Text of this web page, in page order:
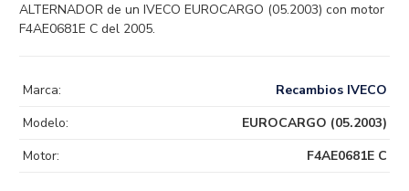
ALTERNADOR de un IVECO EUROCARGO (05.2003) con motor
F4AE0681E C del 2005.
Marca:
Recambios IVECO
Modelo:
EUROCARGO (05.2003)
Motor:
F4AE0681E C